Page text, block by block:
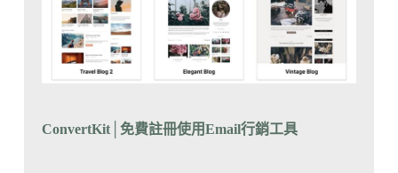
ConvertKit│免費註冊使用Email行銷工具